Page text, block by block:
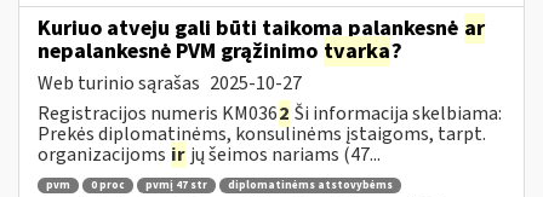
Kuriuo atveju gali būti taikoma palankesnė ar
nepalankesnė PVM grąžinimo tvarka?
Web turinio sąrašas 2025-10-27
Registracijos numeris KM0362 Ši informacija skelbiama:
Prekės diplomatinėms, konsulinėms įstaigoms, tarpt.
organizacijoms ir jų šeimos nariams (47...
pvm 0 proc pvmį 47 str
diplomatinėms atstovybėms